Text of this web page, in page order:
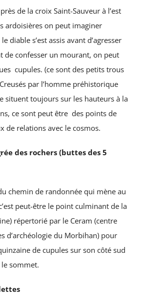
de la croix Saint-Sauveur à l’est
ardoisières on peut imaginer
diable s’est assis avant d’agresser
de confesser un mourant, on peut
cupules. (ce sont des petits trous
par l’homme préhistorique
situent toujours sur les hauteurs à la
ce sont peut être des points de
de relations avec le cosmos.
des rochers (buttes des 5
chemin de randonnée qui mène au
peut-être le point culminant de la
répertorié par le Ceram (centre
d’archéologie du Morbihan) pour
de cupules sur son côté sud
sommet.